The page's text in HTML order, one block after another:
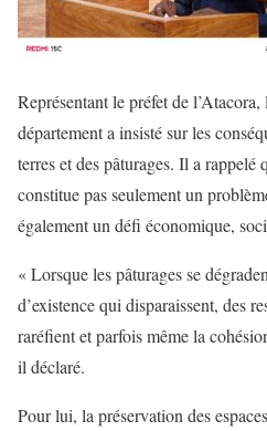
Représentant le préfet de
département a insisté sur les
terres et des pâturages. Il a rappelé
constitue pas seulement un
également un défi économique,
« Lorsque les pâturages se
d’existence qui disparaissent, des
raréfient et parfois même la
il déclaré.
Pour lui, la préservation des